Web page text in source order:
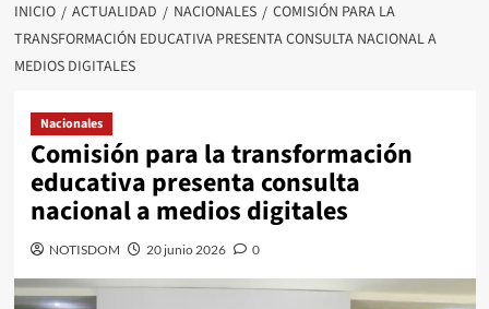
INICIO ACTUALIDAD NACIONALES
COMISIÓN PARA LA
TRANSFORMACIÓN EDUCATIVA PRESENTA CONSULTA NACIONAL A
MEDIOS DIGITALES
Nacionales
Comisión para la transformación
educativa presenta consulta
nacional a medios digitales
NOTISDOM 20 junio 2026 0